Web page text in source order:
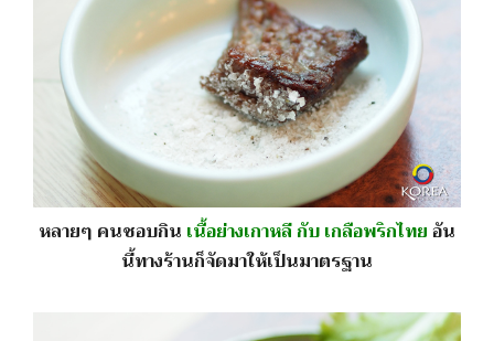
หลายๆ คนชอบกิน เนื้อย่างเกาหลี กับ เกลือพริกไทยอัน
นี้ทางร้านก็จัดมาให้เป็นมาตรฐาน